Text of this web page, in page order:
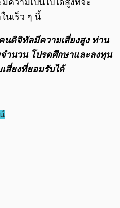
ความเป็นไปได้สูงที่จะ
นเร็ว ๆ นี้
นดิจิทัลมีความเสี่ยงสูง ท่าน
านวน โปรดศึกษาและลงทุน
สี่ยงที่ยอมรับได้